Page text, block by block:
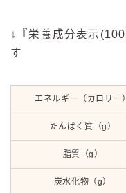
↓『栄養成分表示
す
エネルギー（カロリー）
たんぱく質（g）
脂質（g）
炭水化物（g）